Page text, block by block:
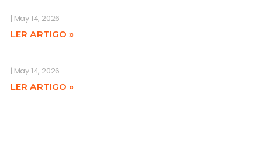
May 14, 2026
LER ARTIGO »
May 14, 2026
LER ARTIGO »